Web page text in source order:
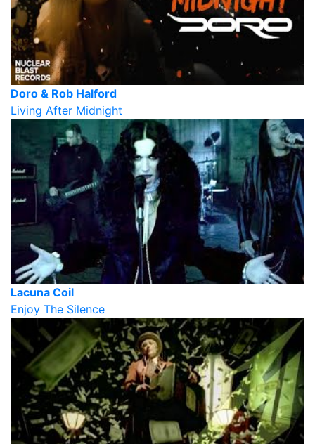
Doro & Rob Halford
Living After Midnight
Lacuna Coil
Enjoy The Silence